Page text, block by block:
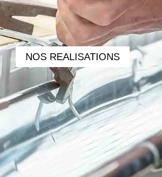
NOS REALISATIONS